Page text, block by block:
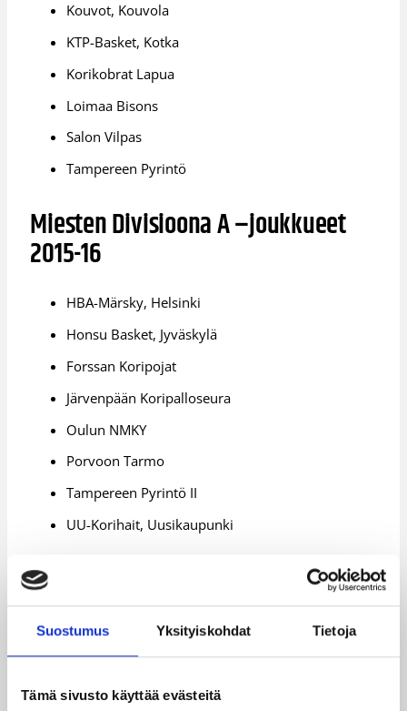
Suostumus Yksityiskohdat Tietoja
Tämä sivusto käyttää evästeitä
Kouvot, Kouvola
KTP-Basket, Kotka
Korikobrat Lapua
Loimaa Bisons
Salon Vilpas
Tampereen Pyrintö
Miesten Divisioona A –joukkueet
2015-16
HBA-Märsky, Helsinki
Honsu Basket, Jyväskylä
Forssan Koripojat
Järvenpään Koripalloseura
Oulun NMKY
Porvoon Tarmo
Tampereen Pyrintö II
UU-Korihait, Uusikaupunki
Miesten Divisioona B –joukkueet
2015-16
Espoo Basket Team
Hyvinkään Ponteva (divisioonan karsintojen 4.)